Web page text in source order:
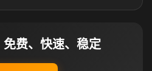
费、快速、稳定